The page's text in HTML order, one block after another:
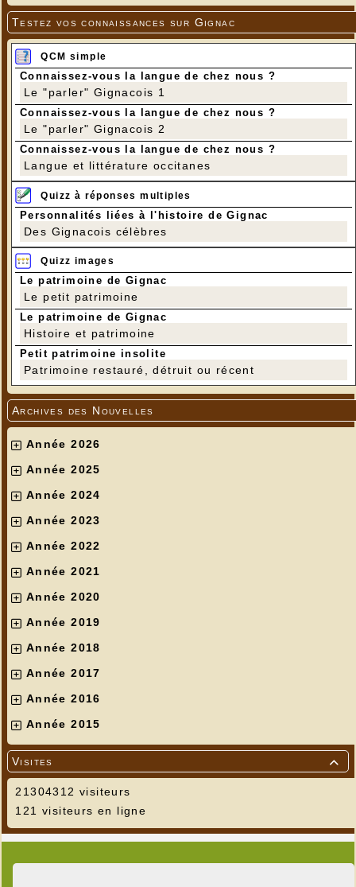
Testez vos connaissances sur Gignac
QCM simple
Connaissez-vous la langue de chez nous ?
Le "parler" Gignacois 1
Connaissez-vous la langue de chez nous ?
Le "parler" Gignacois 2
Connaissez-vous la langue de chez nous ?
Langue et littérature occitanes
Quizz à réponses multiples
Personnalités liées à l'histoire de Gignac
Des Gignacois célèbres
Quizz images
Le patrimoine de Gignac
Le petit patrimoine
Le patrimoine de Gignac
Histoire et patrimoine
Petit patrimoine insolite
Patrimoine restauré, détruit ou récent
Archives des Nouvelles
Année 2026
Année 2025
Année 2024
Année 2023
Année 2022
Année 2021
Année 2020
Année 2019
Année 2018
Année 2017
Année 2016
Année 2015

Visites
21304312 visiteurs
121 visiteurs en ligne